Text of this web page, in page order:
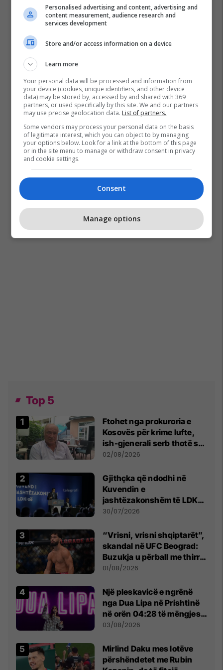
biznesit tuaj online
Plan B
Top 5
Ftohet nga prokuroria e
Kosovës për krime lufte,
ish-gjenerali serb thotë se
dikush e tradhtoi në
02/08/2026
Gjithçka që ndodhi në
Kuvendin e
jashtëzakonshëm të LDK-
së
30/07/2026
“Vrisni, vrisni shqiptarët”,
skandal në UFC Beograd:
Buzukja u përball me thirrje
anti-shqiptare nga
01/08/2026
Një pleskavicë e ngrënë
nga Dua Lipa në Prishtinë
në orën 04:28 të mëngjesit
- dhe bota digjitale serbe
03/08/2026
Mirlind Daku mes lotëve
përshëndetet me Rubin
Personalised advertising and content, advertising and
content measurement, audience research and
services development
Store and/or access information on a device
Learn more
Your personal data will be processed and information from
your device (cookies, unique identifiers, and other device
data) may be stored by, accessed by and shared with 369
partners, or used specifically by this site. We and our partners
may use precise geolocation data. List of partners.
Some vendors may process your personal data on the basis
of legitimate interest, which you can object to by managing
your options below. Look for a link at the bottom of this page
or in the site menu to manage or withdraw consent in privacy
and cookie settings.
Consent
Manage options